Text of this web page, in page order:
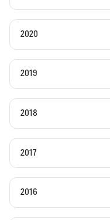
2020
2019
2018
2017
2016